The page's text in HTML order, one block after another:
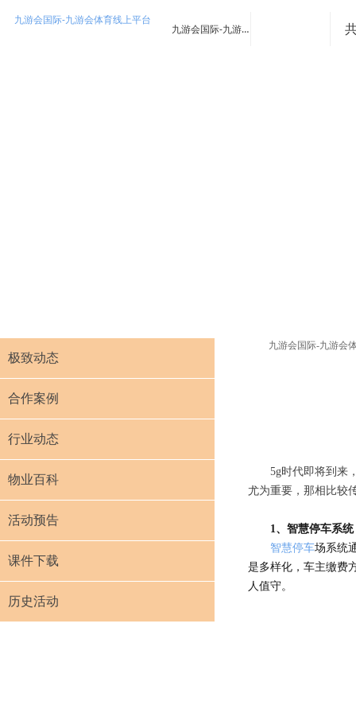
九游会国际-九游会体育线上平台
九游会国际-九游会体育线上平台
5g时代即将到来
尤为重要，那相比较
1、 智慧停车系统
智慧停车场系统
是多样化，车主缴费
人值守。
九游会国际-九游会
极致动态
合作案例
行业动态
物业百科
活动预告
课件下载
历史活动